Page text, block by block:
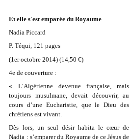
Et elle s'est emparée du Royaume
Nadia Piccard
P. Téqui, 121 pages
(1er octobre 2014) (14,50 €)
4e de couverture :
« L’Algérienne devenue française, mais
toujours musulmane, devait découvrir, au
cours d’une Eucharistie, que le Dieu des
chrétiens est vivant.
Dès lors, un seul désir habita le cœur de
Nadia : s’emparer du Royaume de ce Jésus de